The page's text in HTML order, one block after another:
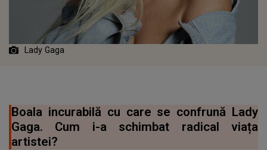
Lady Gaga
Boala incurabilă cu care se confrună Lady
Gaga. Cum i-a schimbat radical viața
artistei?